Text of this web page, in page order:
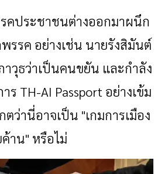
ประชาชนต่างออกมาผนึก
รรค อย่างเช่น นายรังสิมันต์
วุธว่าเป็นคนขยัน และกำลัง
ร TH-AI Passport อย่างเข้ม
ตว่านี่อาจเป็น "เกมการเมือง
าน" หรือไม่